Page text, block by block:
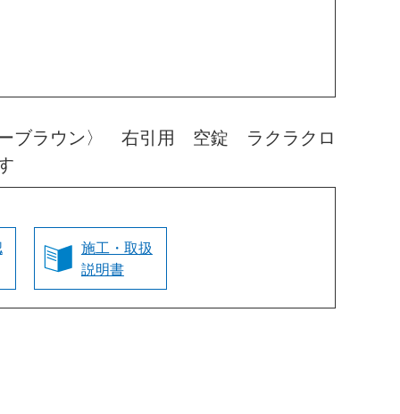
ブラウン〉 右引用 空錠 ラクラクロ
施工・取扱
説明書